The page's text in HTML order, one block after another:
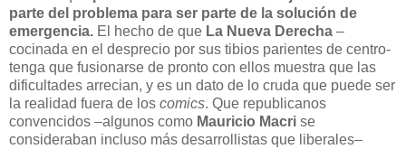
parte del problema para ser parte de la solución de
emergencia. El hecho de que La Nueva Derecha –
cocinada en el desprecio por sus tibios parientes de centro-
tenga que fusionarse de pronto con ellos muestra que las
dificultades arrecian, y es un dato de lo cruda que puede ser
la realidad fuera de los comics. Que republicanos
convencidos –algunos como Mauricio Macri se
consideraban incluso más desarrollistas que liberales–